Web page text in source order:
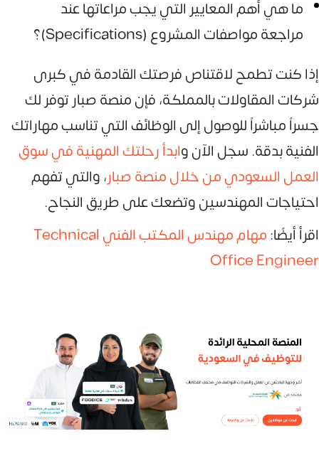
ما هي أهم المعايير التي يجب مراعاتها عند
مراجعة مواصفات المشروع (Specifications)؟
إذا كنت تطمح لاقتناص فرصتك القادمة في كبرى
شركات المقاولات بالمملكة، فإن منصة صبار توفر لك
جسراً مباشراً للوصول إلى الوظائف التي تناسب مهاراتك
الفنية بدقة. سجل الآن وابدأ رحلتك المهنية في سوق
العمل السعودي من خلال منصة صبار، والتي تفهم
احتياجات المهندسين وتضعك على طريق النجاح.
اقرأ أيضًا:
مهام مهندس المكتب الفني Technical
Office Engineer